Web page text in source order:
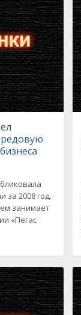
за 2008 год.
занимает
«Пегас